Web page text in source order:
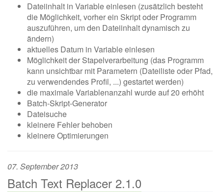
Dateiinhalt in Variable einlesen (zusätzlich besteht
die Möglichkeit, vorher ein Skript oder Programm
auszuführen, um den Dateiinhalt dynamisch zu
ändern)
aktuelles Datum in Variable einlesen
Möglichkeit der Stapelverarbeitung (das Programm
kann unsichtbar mit Parametern (Dateiliste oder Pfad,
zu verwendendes Profil, ...) gestartet werden)
die maximale Variablenanzahl wurde auf 20 erhöht
Batch-Skript-Generator
Dateisuche
kleinere Fehler behoben
kleinere Optimierungen
07. September 2013
Batch Text Replacer 2.1.0